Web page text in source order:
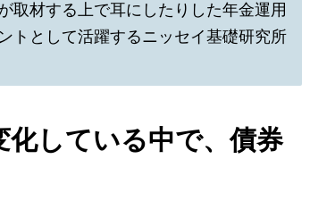
取材する上で耳にしたりした年金運用
トとして活躍するニッセイ基礎研究所
化している中で、債券